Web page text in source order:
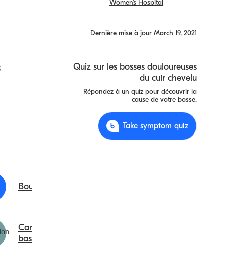
Women’s Hospital
Dernière mise à jour March 19, 2021
Quiz sur les bosses douloureuses
du cuir chevelu
Répondez à un quiz pour découvrir la
cause de votre bosse.
Take symptom quiz
Boutons
Carcinome
basocellulaire